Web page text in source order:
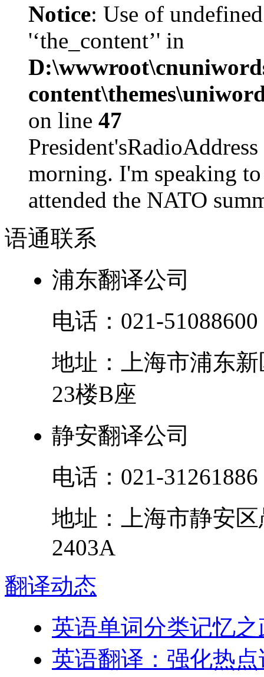
Notice: Use of
'‘the_content’' in
on line 47
morning. I'm speaking
attended the NATO
语通联系
浦东翻译公司
电话： 021-51088600
地址：
上海市浦东新
23楼B座
静安翻译公司
电话： 021-31261886
地址：
上海市静安区
2403A
翻译动态
英语单词分类记忆
英语翻译：强化热